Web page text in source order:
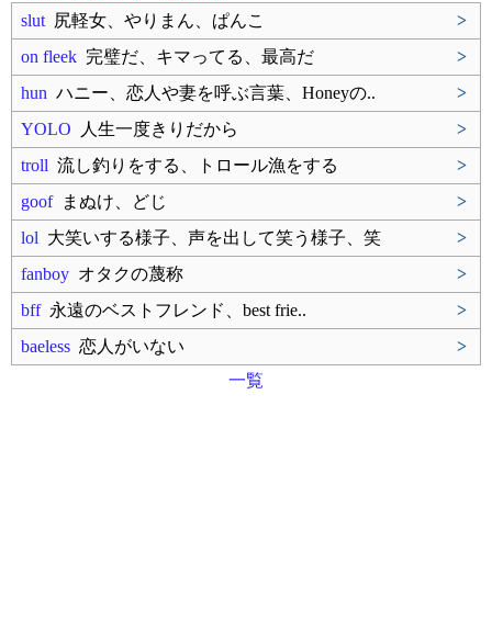
slut 尻軽女、やりまん、ぱんこ
>
on fleek 完璧だ、キマってる、最高だ
>
hun ハニー、恋人や妻を呼ぶ言葉、Honeyの..
>
YOLO 人生一度きりだから
>
troll 流し釣りをする、トロール漁をする
>
goofまぬけ、どじ
>
lol 大笑いする様子、声を出して笑う様子、笑
>
fanboy オタクの蔑称
>
bff永遠のベストフレンド、best frie..
>
baeless 恋人がいない
>
一覧